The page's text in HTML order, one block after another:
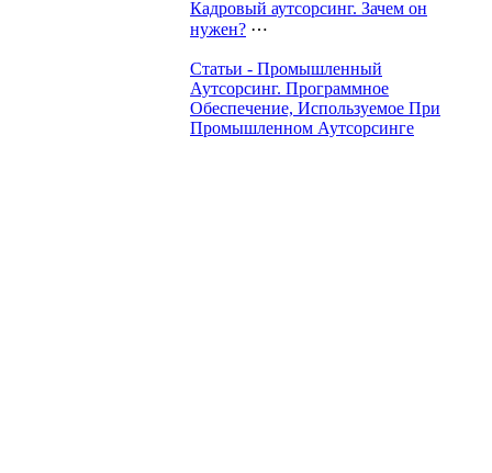
Кадровый аутсорсинг. Зачем он
нужен? ⋯
Статьи - Промышленный
Аутсорсинг. Программное
Обеспечение, Используемое При
Промышленном Аутсорсинге